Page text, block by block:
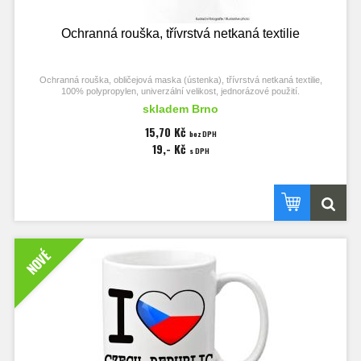
Ochranná rouška, třívrstvá netkaná textilie
Ochranná rouška, obličejová maska (ústenka), třívrstvá netkaná textilie,
100% polypropylen, univerzální velikost, jednorázové použití.
skladem Brno
15,70 Kč bez DPH
19,- Kč s DPH
NOVÉ